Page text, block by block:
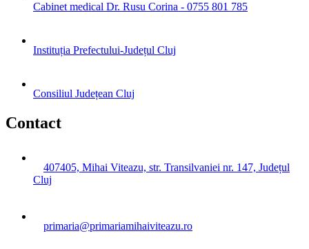
Cabinet medical Dr. Rusu Corina - 0755 801 785
Instituția Prefectului-Județul Cluj
Consiliul Județean Cluj
Contact
407405, Mihai Viteazu, str. Transilvaniei nr. 147, Județul
Cluj
primaria@primariamihaiviteazu.ro